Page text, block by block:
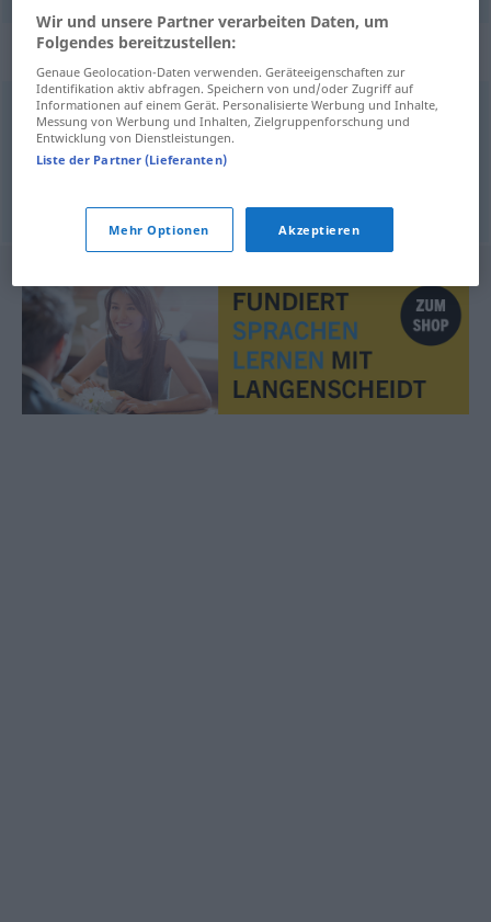
Synonyme für "fornuft"
dømmekraft,erfaring,forstand,innsikt,intelligens
klokskap,kløkt,kunnskap,
© LibreOffice
Wir und unsere Partner verarbeiten Daten, um
Folgendes bereitzustellen:
Genaue Geolocation-Daten verwenden. Geräteeigenschaften zur
Identifikation aktiv abfragen. Speichern von und/oder Zugriff auf
Informationen auf einem Gerät. Personalisierte Werbung und Inhalte,
Messung von Werbung und Inhalten, Zielgruppenforschung und
Entwicklung von Dienstleistungen.
Liste der Partner (Lieferanten)
Mehr Optionen Akzeptieren